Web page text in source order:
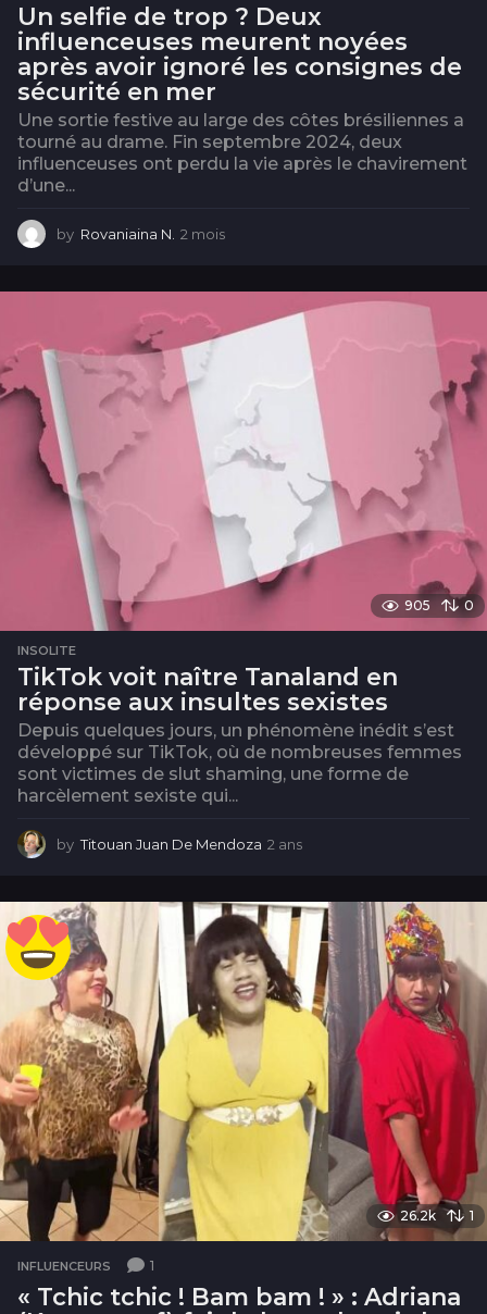
Un selfie de trop ? Deux
influenceuses meurent noyées
après avoir ignoré les consignes de
sécurité en mer
Une sortie festive au large des côtes brésiliennes a
tourné au drame. Fin septembre 2024, deux
influenceuses ont perdu la vie après le chavirement
d’une...
by Rovaniaina N. 2 mois
i
905 0
INSOLITE
TikTok voit naître Tanaland en
réponse aux insultes sexistes
Depuis quelques jours, un phénomène inédit s’est
développé sur TikTok, où de nombreuses femmes
sont victimes de slut shaming, une forme de
harcèlement sexiste qui...
by Titouan Juan De Mendoza 2 ans
s
26.2k 1
INFLUENCEURS 1
« ​​Tchic tchic ! Bam bam ! » : Adriana